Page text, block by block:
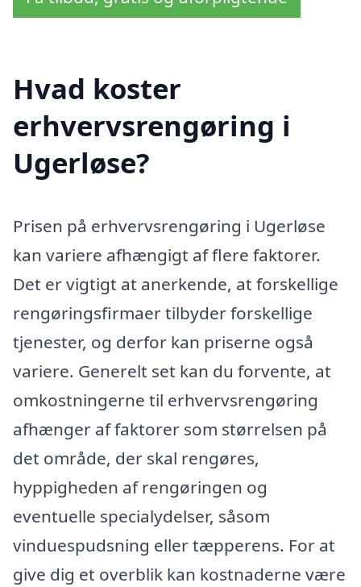
Hvad koster
erhvervsrengøring i
Ugerløse?
Prisen på erhvervsrengøring i Ugerløse
kan variere afhængigt af flere faktorer.
Det er vigtigt at anerkende, at forskellige
rengøringsfirmaer tilbyder forskellige
tjenester, og derfor kan priserne også
variere. Generelt set kan du forvente, at
omkostningerne til erhvervsrengøring
afhænger af faktorer som størrelsen på
det område, der skal rengøres,
hyppigheden af rengøringen og
eventuelle specialydelser, såsom
vinduespudsning eller tæpperens. For at
give dig et overblik kan kostnaderne være